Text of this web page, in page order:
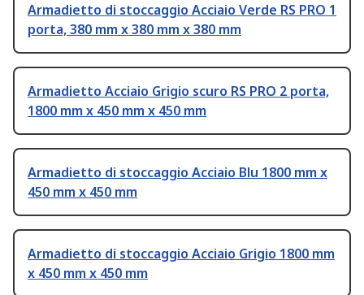
Armadietto di stoccaggio Acciaio Verde RS PRO 1
porta, 380 mm x 380 mm x 380 mm
Armadietto Acciaio Grigio scuro RS PRO 2 porta,
1800 mm x 450 mm x 450 mm
Armadietto di stoccaggio Acciaio Blu 1800 mm x
450 mm x 450 mm
Armadietto di stoccaggio Acciaio Grigio 1800 mm
x 450 mm x 450 mm